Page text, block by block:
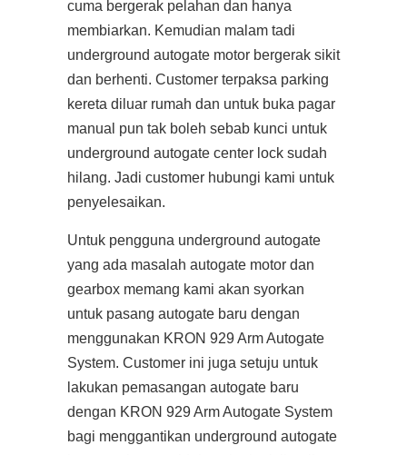
cuma bergerak pelahan dan hanya
membiarkan. Kemudian malam tadi
underground autogate motor bergerak sikit
dan berhenti. Customer terpaksa parking
kereta diluar rumah dan untuk buka pagar
manual pun tak boleh sebab kunci untuk
underground autogate center lock sudah
hilang. Jadi customer hubungi kami untuk
penyelesaikan.
Untuk pengguna underground autogate
yang ada masalah autogate motor dan
gearbox memang kami akan syorkan
untuk pasang autogate baru dengan
menggunakan KRON 929 Arm Autogate
System. Customer ini juga setuju untuk
lakukan pemasangan autogate baru
dengan KRON 929 Arm Autogate System
bagi menggantikan underground autogate